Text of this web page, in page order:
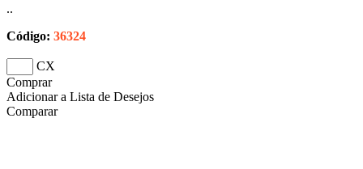
..
Código: 36324
CX
Comprar
Adicionar a Lista de Desejos
Comparar